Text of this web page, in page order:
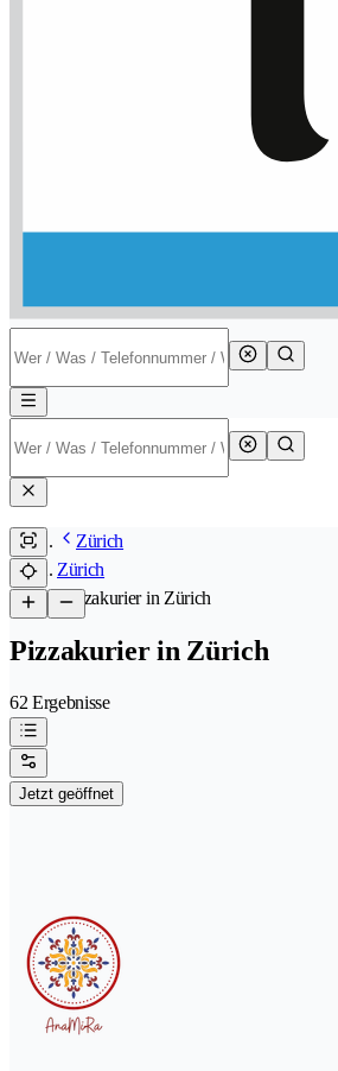
Zürich
Zürich
/Pizzakurier in Zürich
Pizzakurier in Zürich
62 Ergebnisse
Jetzt geöffnet